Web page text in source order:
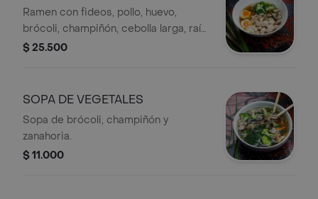
Ramen con fideos, pollo, huevo,
brócoli, champiñón, cebolla larga, raíz
china en caldo de vegetales, coca-
$ 25.500
SOPA DE VEGETALES
Sopa de brócoli, champiñón y
zanahoria.
$ 11.000